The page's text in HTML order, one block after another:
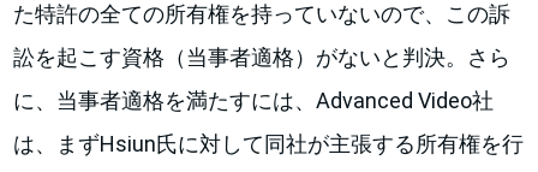
た特許の全ての所有権を持っていないので、この訴
訟を起こす資格（当事者適格）がないと判決。さら
に、当事者適格を満たすには、Advanced Video社
は、まずHsiun氏に対して同社が主張する所有権を行